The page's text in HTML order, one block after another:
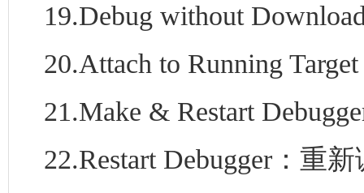
19.Debug without
20.Attach to Running
21.Make & Restart
22.Restart Debugger：重